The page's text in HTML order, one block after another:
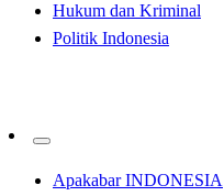
Hukum dan Kriminal
Politik Indonesia
Apakabar INDONESIA